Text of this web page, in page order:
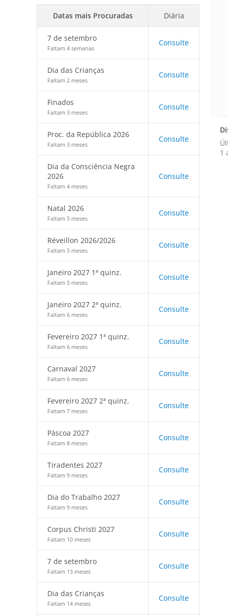
Datas mais Procuradas Diária
7 de setembro
Faltam 4 semanas
Consulte
Dia das Crianças
Faltam 2 meses
Consulte
Finados
Faltam 3 meses
Consulte
Proc. da República 2026
Faltam 3 meses
Consulte
Dia da Consciência Negra
2026
Faltam 4 meses
Consulte
Natal 2026
Faltam 5 meses
Consulte
Réveillon 2026/2026
Faltam 5 meses
Consulte
Janeiro 2027 1ª quinz.
Faltam 5 meses
Consulte
Janeiro 2027 2ª quinz.
Faltam 6 meses
Consulte
Fevereiro 2027 1ª quinz.
Faltam 6 meses
Consulte
Carnaval 2027
Faltam 6 meses
Consulte
Fevereiro 2027 2ª quinz.
Faltam 7 meses
Consulte
Páscoa 2027
Faltam 8 meses
Consulte
Tiradentes 2027
Faltam 9 meses
Consulte
Dia do Trabalho 2027
Faltam 9 meses
Consulte
Corpus Christi 2027
Faltam 10 meses
Consulte
7 de setembro
Faltam 13 meses
Consulte
Dia das Crianças
Faltam 14 meses
Consulte
1